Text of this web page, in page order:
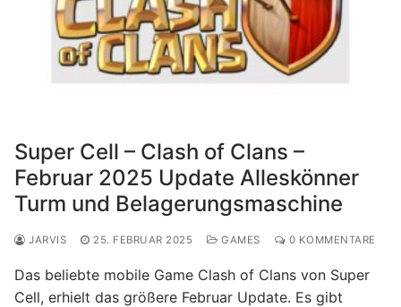
Super Cell – Clash of Clans –
Februar 2025 Update Alleskönner
Turm und Belagerungsmaschine
JARVIS 25. FEBRUAR 2025 GAMES 0 KOMMENTARE
Das beliebte mobile Game Clash of Clans von Super
Cell, erhielt das größere Februar Update. Es gibt